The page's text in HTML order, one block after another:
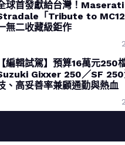
球首發獻給台灣！
「Tribute to MC12
無二收藏級鉅作
【編輯試駕】預算16萬元250
Gixxer 250／SF 250
、高妥善率兼顧通勤與熱血